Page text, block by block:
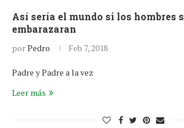
Así sería el mundo si los hombres
embarazaran
porPedro Feb 7, 2018
Padre y Padre a la vez
Leer más